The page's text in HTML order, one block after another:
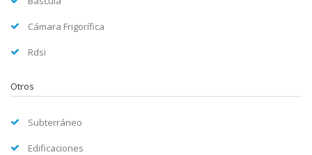
Cámara Frigorífica
Rdsi
Otros
Subterráneo
Edificaciones